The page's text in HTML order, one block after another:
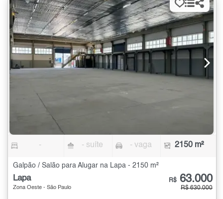
- - suíte - vaga 2150 m²
Galpão / Salão para Alugar na Lapa - 2150 m²
Lapa
Zona Oeste - São Paulo
R$ 63.000
R$ 630.000